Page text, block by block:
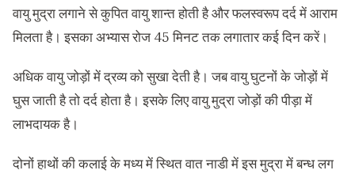
वायु मुद्रा लगाने से कुपित वायु शान्त होती है और फलस्वरूप दर्द में आराम
मिलता है। इसका अभ्यास रोज 45 मिनट तक लगातार कई दिन करें।
अधिक वायु जोड़ों में द्रव्य को सुखा देती है। जब वायु घुटनों के जोड़ों में
घुस जाती है तो दर्द होता है। इसके लिए वायु मुद्रा जोड़ों की पीड़ा में
लाभदायक है।
दोनों हाथों की कलाई के मध्य में स्थित वात नाडी में इस मुद्रा में बन्ध लग